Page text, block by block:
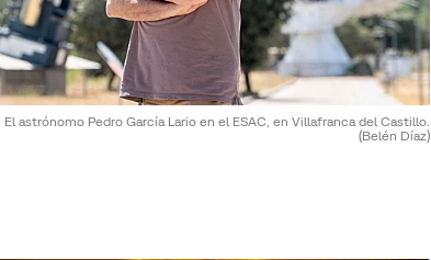
El astrónomo Pedro García Lario en el ESAC, en Villafranca del Castillo.
(Belén Díaz)